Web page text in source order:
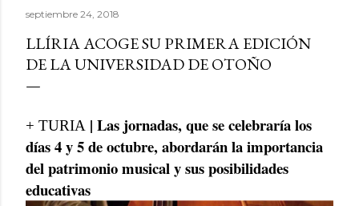
septiembre 24, 2018
LLÍRIA ACOGE SU PRIMERA EDICIÓN
DE LA UNIVERSIDAD DE OTOÑO
+ TURIA | Las jornadas, que se celebraría los
días 4 y 5 de octubre, abordarán la importancia
del patrimonio musical y sus posibilidades
educativas